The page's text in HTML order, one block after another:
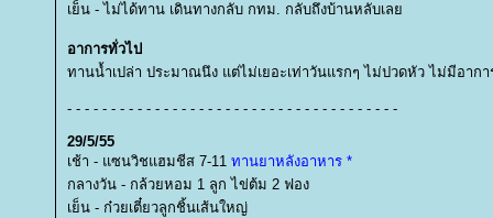
เย็น - ไม่ได้ทาน เดินทางกลับ กทม. กลับถึงบ้านหลับเล
อาการทั่วไป
ทานน้ำเปล่า ประมาณนึง แต่ไม่เยอะเท่าวันแรกๆ ไม่ปวดหัว ไม่มีอากา
- - - - - - - - - - - - - - - - - - - - - - - - - - - - - - - - - - - - - -
29/5/55
เช้า - แซนวิชแฮมชีส 7-11 ทานยาหลังอาหาร *
กลางวัน - กล้วยหอม 1 ลูก ไข่ต้ม 2 ฟอง
เย็น - ก๋วยเตี๋ยวลูกชิ้นเส้นใหญ่